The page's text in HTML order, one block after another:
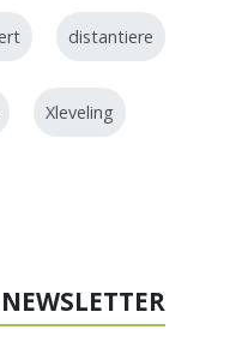
distantiere
Xleveling